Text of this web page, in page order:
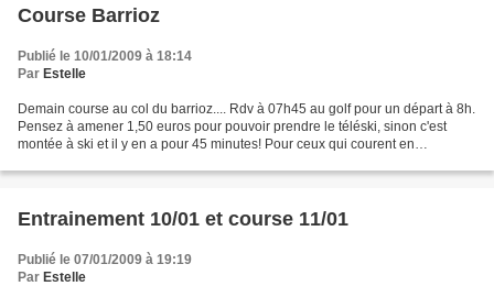
Course Barrioz
Publié le 10/01/2009 à 18:14
Par Estelle
Demain course au col du barrioz.... Rdv à 07h45 au golf pour un départ à 8h.
Pensez à amener 1,50 euros pour pouvoir prendre le téléski, sinon c'est
montée à ski et il y en a pour 45 minutes! Pour ceux qui courent en
Entrainement 10/01 et course 11/01
Publié le 07/01/2009 à 19:19
Par Estelle